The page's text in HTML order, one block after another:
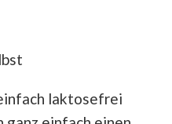
laktosefrei